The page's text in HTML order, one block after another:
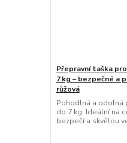
Přepravní taška
7 kg – bezpečné a
růžová
Pohodlná a odolná
do 7 kg. Ideální na
bezpečí a skvělou